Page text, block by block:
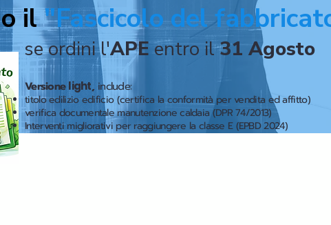
il"Fascicolo del
se ordini l'APE entro il31 Agosto
Versionelight,include:
titolo edilizio edificio (certifica la conformità per vendita ed affitto)
verifica documentale manutenzione caldaia (DPR 74/2013)
Interventi migliorativi per raggiungere la classe E (EPBD 2024)